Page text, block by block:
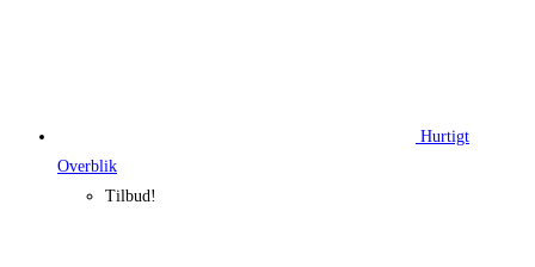
Hurtigt
Overblik
Tilbud!